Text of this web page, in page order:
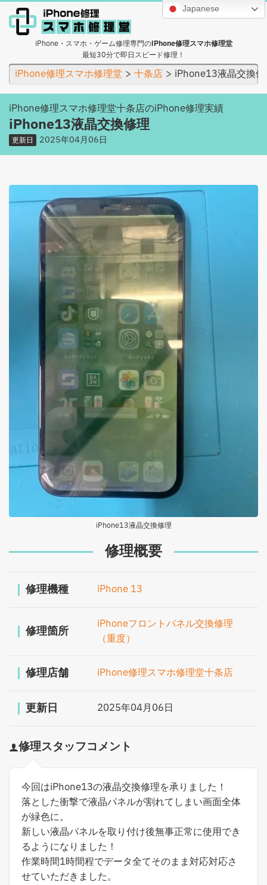
Japanese
iPhone・スマホ・ゲーム修理専門のiPhone修理スマホ修理堂
最短30分で即日スピード修理！
iPhone修理スマホ修理堂 十条店 iPhone13液晶交換
iPhone修理スマホ修理堂十条店のiPhone修理実績
iPhone13液晶交換修理
更新日 2025年04月06日
iPhone13液晶交換修理
修理概要
修理機種 iPhone 13
修理箇所
iPhoneフロントパネル交換修理
（重度）
修理店舗 iPhone修理スマホ修理堂十条店
更新日 2025年04月06日
修理スタッフコメント
今回はiPhone13の液晶交換修理を承りました！
落とした衝撃で液晶パネルが割れてしまい画面全体
が緑色に。
新しい液晶パネルを取り付け後無事正常に使用でき
るようになりました！
作業時間1時間程でデータ全てそのまま対応対応さ
せていただきました。